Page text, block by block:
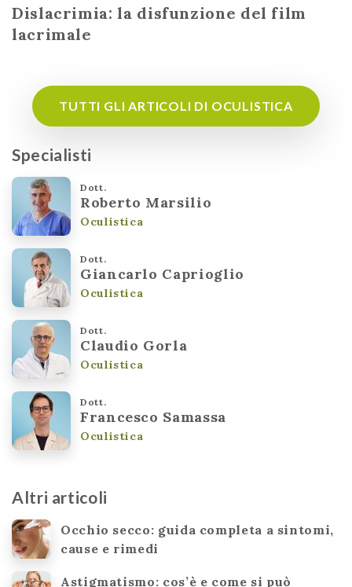
Dislacrimia: la disfunzione del film
lacrimale
TUTTI GLI ARTICOLI DI OCULISTICA
Specialisti
Dott.
Roberto Marsilio
Oculistica
Dott.
Giancarlo Caprioglio
Oculistica
Dott.
Claudio Gorla
Oculistica
Dott.
Francesco Samassa
Oculistica
Altri articoli
Occhio secco: guida completa a sintomi,
cause e rimedi
Astigmatismo: cos’è e come si può